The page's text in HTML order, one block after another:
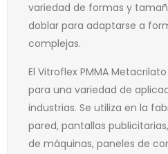
variedad de formas y
doblar para adaptarse a
complejas.
El Vitroflex PMMA
para una variedad de
industrias. Se utiliza en la
pared, pantallas
de máquinas, paneles de